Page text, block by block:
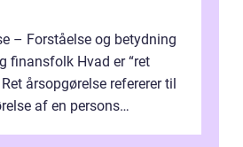
– Forståelse og betydning
finansfolk Hvad er “ret
årsopgørelse refererer til
af en persons